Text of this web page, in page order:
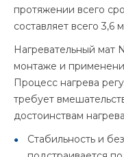
протяжении всего
составляет всего 3,6
Нагревательный мат
монтаже и
Процесс нагрева
требует
достоинствам
Стабильность и